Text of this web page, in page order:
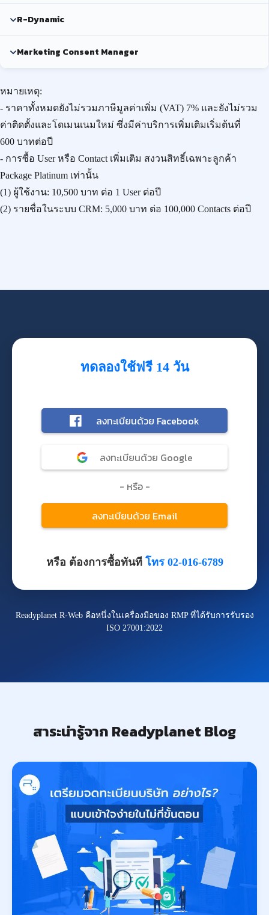
R-Dynamic
Marketing Consent Manager
หมายเหตุ:
- ราคาทั้งหมดยังไม่รวมภาษีมูลค่าเพิ่ม (VAT) 7% และยังไม่รวม
ค่าติดตั้งและโดเมนเนมใหม่ ซึ่งมีค่าบริการเพิ่มเติมเริ่มต้นที่
600 บาทต่อปี
- การซื้อ User หรือ Contact เพิ่มเติม สงวนสิทธิ์เฉพาะลูกค้า
Package Platinum เท่านั้น
(1) ผู้ใช้งาน: 10,500 บาท ต่อ 1 User ต่อปี
(2) รายชื่อในระบบ CRM: 5,000 บาท ต่อ 100,000 Contacts ต่อปี
ทดลองใช้ฟรี 14 วัน
หรือ ต้องการซื้อทันที โทร 02-016-6789
Readyplanet R-Web คือหนึ่งในเครื่องมือของ RMP ที่ได้รับการรับรอง
ISO 27001:2022
สาระน่ารู้จาก Readyplanet Blog